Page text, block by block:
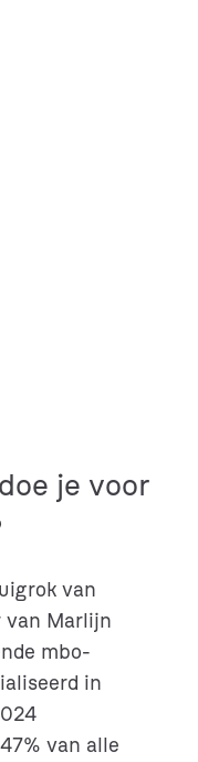
je voor
van
van Marlijn
mbo-
in
van alle